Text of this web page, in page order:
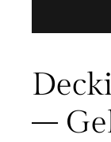
–